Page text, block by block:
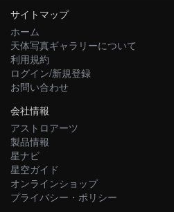
サイトマップ
ホーム
天体写真ギャラリーについて
利用規約
ログイン/新規登録
お問い合わせ
会社情報
アストロアーツ
製品情報
星ナビ
星空ガイド
オンラインショップ
プライバシー・ポリシー